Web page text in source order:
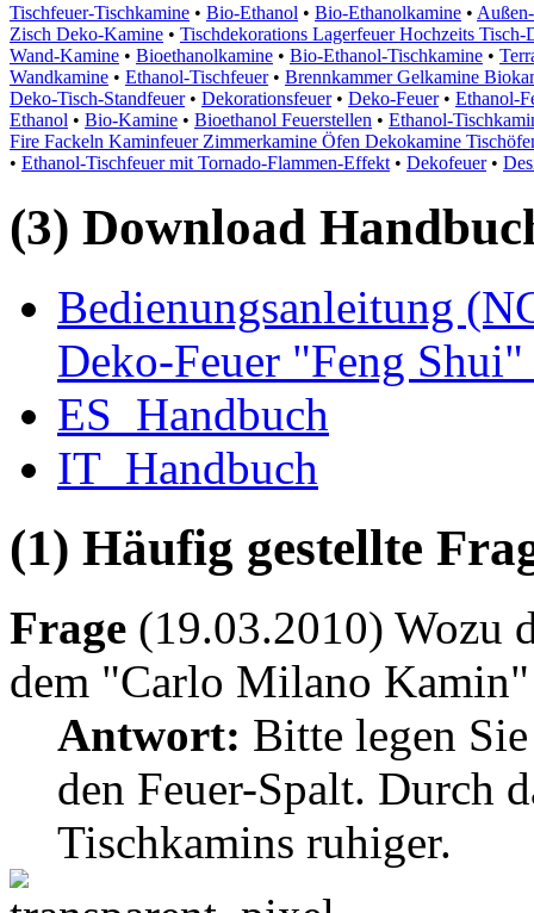
Tischfeuer-Tischkamine • Bio-Ethanol • Bio-Ethanolkamine •
Zisch Deko-Kamine • Tischdekorations Lagerfeuer Hochzeits
Wand-Kamine • Bioethanolkamine • Bio-Ethanol-Tischkamine •
Wandkamine • Ethanol-Tischfeuer• Brennkammer Gelkamine
Deko-Tisch-Standfeuer• Dekorationsfeuer• Deko-Feuer• Ethanol-
Ethanol • Bio-Kamine • Bioethanol Feuerstellen • Ethanol-
Fire Fackeln Kaminfeuer Zimmerkamine Öfen Dekokamine
• Ethanol-Tischfeuer mit Tornado-Flammen-Effekt • Dekofeuer•
(3) Download
Bedienungsanleitung
Deko-Feuer "Feng
ES_Handbuch
IT_Handbuch
(1) Häufig gestellte
Frage (19.03.2010) Wozu
dem "Carlo Milano
Antwort: Bitte legen
den Feuer-Spalt. Durch
Tischkamins ruhiger.